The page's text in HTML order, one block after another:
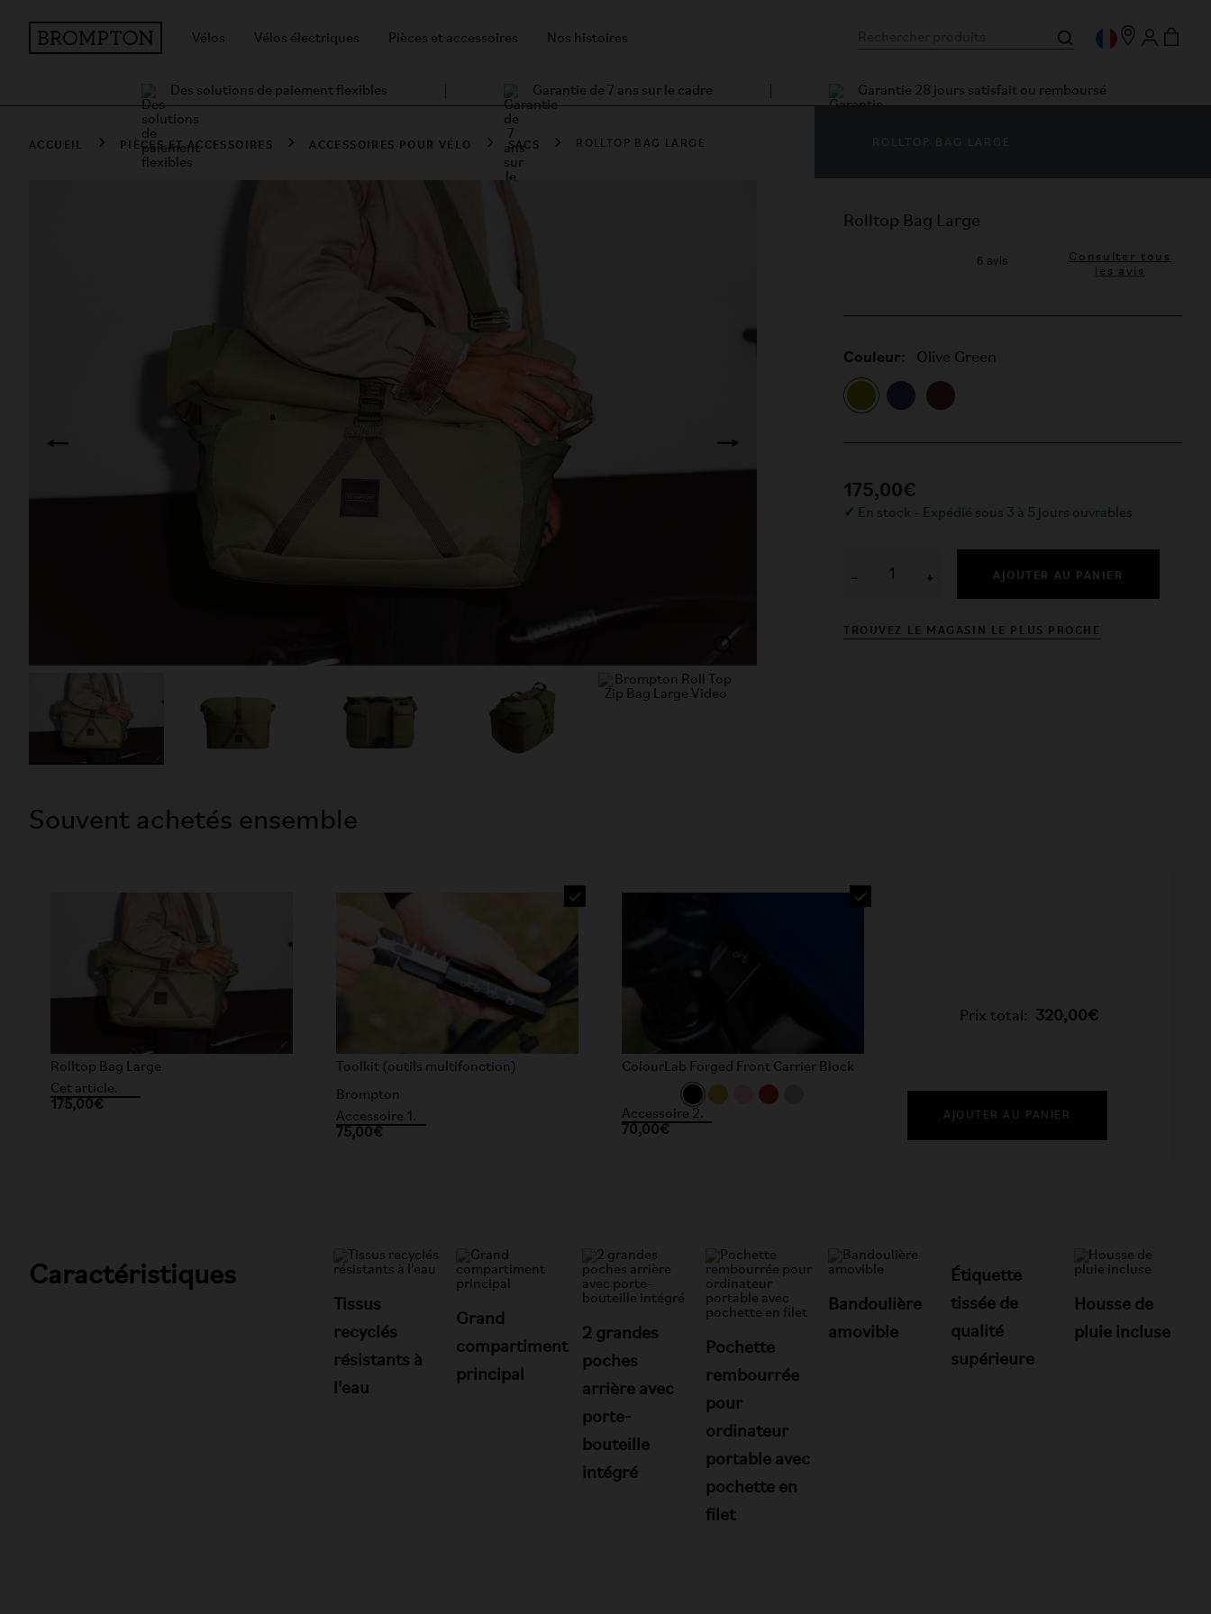
Vélos Vélos électriques Pièces et accessoires Nos histoires
Des solutions de paiement flexibles Garantie de 7 ans sur le cadre Garantie 28 jours satisfait ou remboursé
ACCUEIL PIÈCES ET ACCESSOIRES ACCESSOIRES POUR VÉLO SACS ROLLTOP BAG LARGE
Rolltop Bag Large
Consulter tous
les avis
Couleur: Olive Green
175,00€
✓ En stock - Expédié sous 3 à 5 jours ouvrables
− + AJOUTER AU PANIER
TROUVEZ LE MAGASIN LE PLUS PROCHE
Souvent achetés ensemble
Cet article.
Rolltop Bag Large
175,00€
Accessoire 1.
Toolkit (outils multifonction)
Brompton
75,00€
Accessoire 2.
ColourLab Forged Front Carrier Block
70,00€
Prix total: 320,00€
AJOUTER AU PANIER
Caractéristiques
Tissus
recyclés
résistants à
l'eau
Grand
compartiment
principal
2 grandes
poches
arrière avec
porte-
bouteille
intégré
Pochette
rembourrée
pour
ordinateur
portable avec
pochette en
filet
Bandoulière
amovible
Étiquette
tissée de
qualité
supérieure
Housse de
pluie incluse